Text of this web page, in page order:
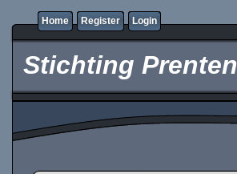
Home Register Login
Stichting